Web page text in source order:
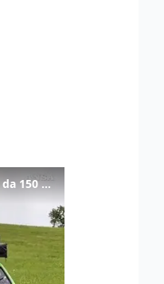
Da Bolzano alla Mongolia con una Panda da 150 euro